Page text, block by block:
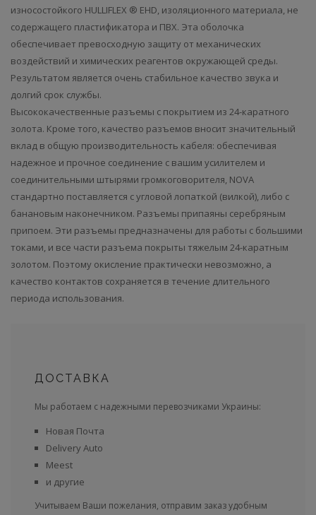
износостойкого HULLIFLEX ® EHD, изоляционного материала, не
содержащего пластификатора и ПВХ. Эта оболочка
обеспечивает превосходную защиту от механических
воздействий и химических реагентов окружающей среды.
Результатом является очень стабильное качество звука и
долгий срок службы.
Высококачественные разъемы с покрытием из 24-каратного
золота. Кроме того, качество разъемов вносит значительный
вклад в общую производительность кабеля: обеспечивая
надежное и прочное соединение с вашим усилителем и
соединительными штырями громкоговорителя, NOVA
стандартно поставляется с угловой лопаткой (вилкой), либо с
банановым наконечником. Разъемы припаяны серебряным
припоем. Эти разъемы предназначены для работы с большими
токами, и все части разъема покрыты тяжелым 24-каратным
золотом. Поэтому окисление практически невозможно, а
качество контактов сохраняется в течение длительного
периода использования.
ДОСТАВКА
Мы работаем с надежными перевозчиками Украины:
Новая Почта
Delivery Auto
Meest
и другие
Учитываем Ваши пожелания, отправим заказ удобным